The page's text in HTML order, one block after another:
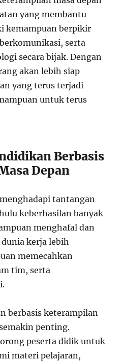
yang membantu
kemampuan berpikir
serta
secara bijak. Dengan
akan lebih siap
yang terus terjadi
untuk terus
Berbasis
Depan
tantangan
keberhasilan banyak
menghafal dan
kerja lebih
memecahkan
tim, serta
berbasis keterampilan
penting.
peserta didik untuk
materi pelajaran,